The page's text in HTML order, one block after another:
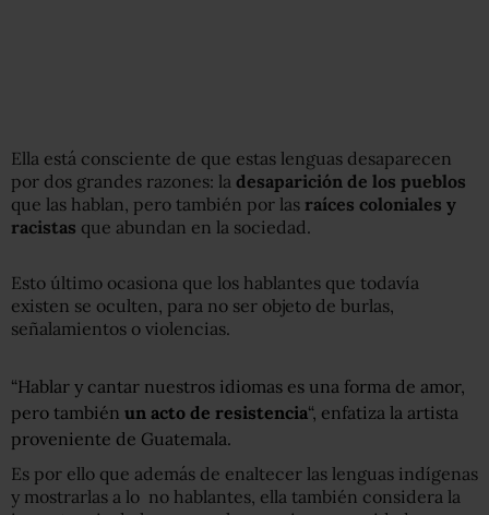
Ella está consciente de que estas lenguas desaparecen
por dos grandes razones: la desaparición de los pueblos
que las hablan, pero también por las raíces coloniales y
racistas que abundan en la sociedad.
Esto último ocasiona que los hablantes que todavía
existen se oculten, para no ser objeto de burlas,
señalamientos o violencias.
“Hablar y cantar nuestros idiomas es una forma de amor,
pero también un acto de resistencia“, enfatiza la artista
proveniente de Guatemala.
Es por ello que además de enaltecer las lenguas indígenas
y mostrarlas a lo no hablantes, ella también considera la